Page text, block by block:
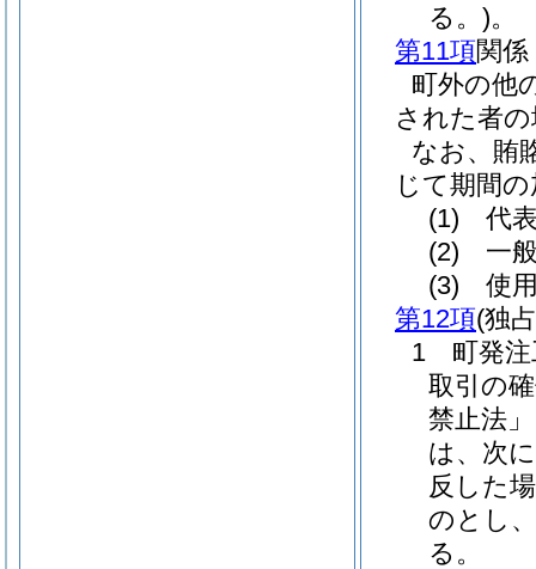
る。)。
第11項関係
町外の他
された者
なお、賄
じて期間
(1) 代
(2) 一
(3) 使
第12項(独
1 町発注
取引の
禁止法
は、次
反した
のとし
る。